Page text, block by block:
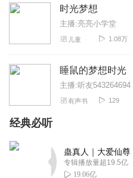
2017年3月在全球100多支队伍
组赛第一进入美国权威阿卡贝
Best Vocal Percussion」奖项
2017全国巡回演唱会首站，成为
拉团队，并以教育、演出、网络
时光梦想
主播:亮亮小学堂
儿童 1.08万
睡鼠的梦想时光
主播:听友543264694
有声书 129
经典必听
专辑播放量超19.5亿
19.06亿